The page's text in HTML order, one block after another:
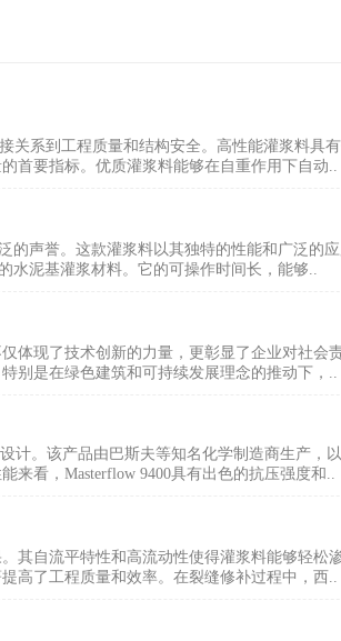
关系到工程质量和结构安全。高性能灌浆料具
首要指标。优质灌浆料能够在自重作用下自动..
的声誉。这款灌浆料以其独特的性能和广泛的
水泥基灌浆材料。它的可操作时间长，能够..
体现了技术创新的力量，更彰显了企业对社会
别是在绿色建筑和可持续发展理念的推动下，..
计。该产品由巴斯夫等知名化学制造商生产，
来看，Masterflow 9400具有出色的抗压强度和..
其自流平特性和高流动性使得灌浆料能够轻松
高了工程质量和效率。在裂缝修补过程中，西..